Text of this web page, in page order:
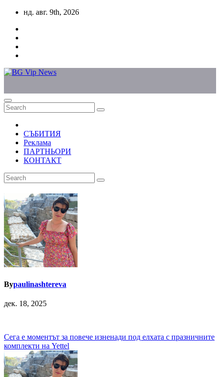
Skip
content
нд. авг. 9th, 2026
СЪБИТИЯ
Реклама
ПАРТНЬОРИ
КОНТАКТ
Bypaulinashtereva
дек. 18, 2025
Навигация
Сега е моментът за повече изненади под елхата с празничните
комплекти на Yettel